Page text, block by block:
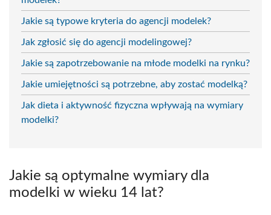
Jakie są typowe kryteria do agencji modelek?
Jak zgłosić się do agencji modelingowej?
Jakie są zapotrzebowanie na młode modelki na rynku?
Jakie umiejętności są potrzebne, aby zostać modelką?
Jak dieta i aktywność fizyczna wpływają na wymiary
modelki?
Jakie są optymalne wymiary dla
modelki w wieku 14 lat?